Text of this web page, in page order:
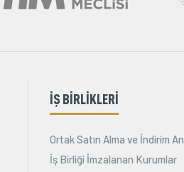
İŞ BİRLİKLERİ
Ortak Satın Alma ve İndirim
İş Birliği İmzalanan Kurumlar